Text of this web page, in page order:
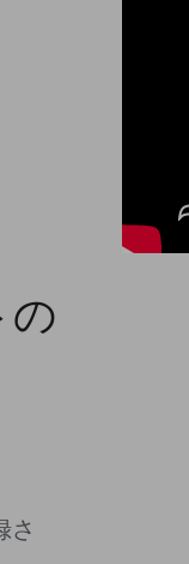
の
さ